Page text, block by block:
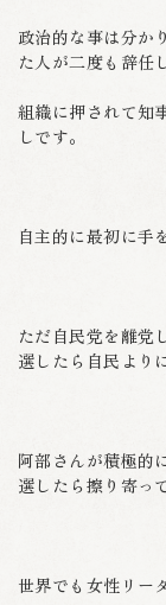
政治的な事は分か
た人が二度も辞任
組織に押されて知
しです。
自主的に最初に手
ただ自民党を離
選したら自民より
阿部さんが積極的
選したら擦り寄っ
世界でも女性リー